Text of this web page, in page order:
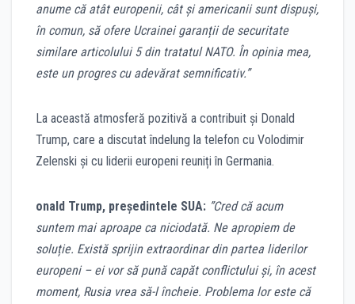
anume că atât europenii, cât și americanii sunt dispuși,
în comun, să ofere Ucrainei garanții de securitate
similare articolului 5 din tratatul NATO. În opinia mea,
este un progres cu adevărat semnificativ.”
La această atmosferă pozitivă a contribuit și Donald
Trump, care a discutat îndelung la telefon cu Volodimir
Zelenski și cu liderii europeni reuniți în Germania.
onald Trump, președintele SUA: ”Cred că acum
suntem mai aproape ca niciodată. Ne apropiem de
soluție. Există sprijin extraordinar din partea liderilor
europeni – ei vor să pună capăt conflictului și, în acest
moment, Rusia vrea să-l încheie. Problema lor este că